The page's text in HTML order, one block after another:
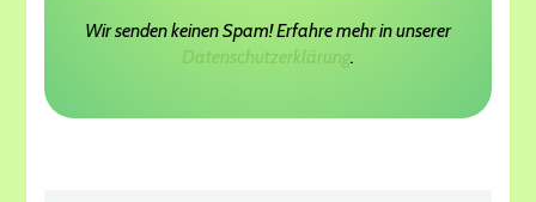
Wir senden keinen Spam! Erfahre mehr in unserer
Datenschutzerklärung.